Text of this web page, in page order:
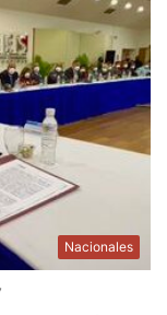
Nacionales